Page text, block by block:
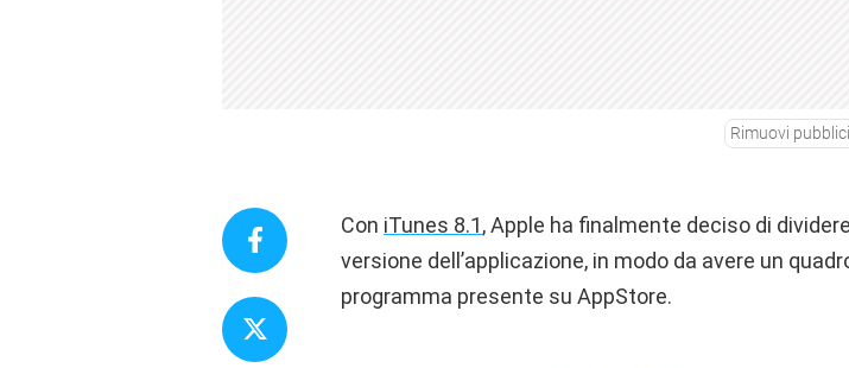
Rimuovi
Con iTunes 8.1, Apple ha finalmente deciso di
versione dell’applicazione, in modo da avere un
programma presente su AppStore.